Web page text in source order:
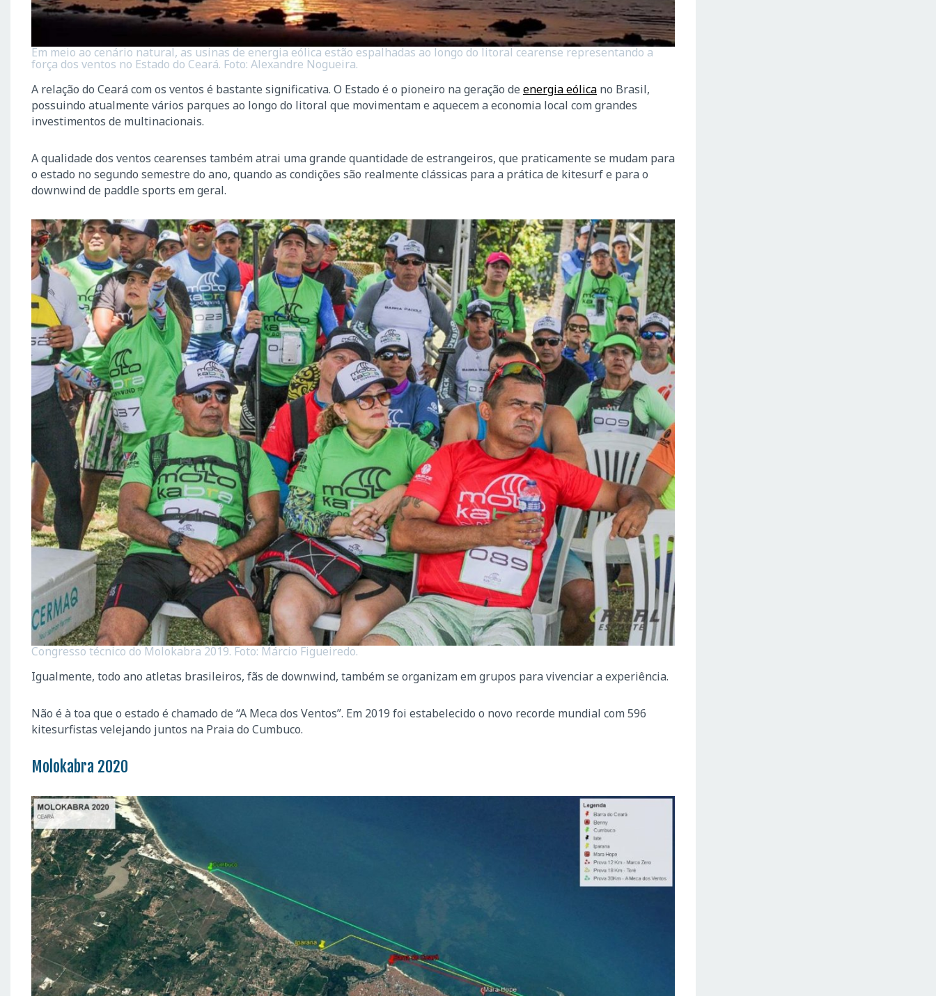
Em meio ao cenário natural, as usinas de energia eólica estão espalhadas ao longo do litoral cearense representando a
força dos ventos no Estado do Ceará. Foto: Alexandre Nogueira.
A relação do Ceará com os ventos é bastante significativa. O Estado é o pioneiro na geração de energia eólica no Brasil,
possuindo atualmente vários parques ao longo do litoral que movimentam e aquecem a economia local com grandes
investimentos de multinacionais.
A qualidade dos ventos cearenses também atrai uma grande quantidade de estrangeiros, que praticamente se mudam para
o estado no segundo semestre do ano, quando as condições são realmente clássicas para a prática de kitesurf e para o
downwind de paddle sports em geral.
Congresso técnico do Molokabra 2019. Foto: Márcio Figueiredo.
Igualmente, todo ano atletas brasileiros, fãs de downwind, também se organizam em grupos para vivenciar a experiência.
Não é à toa que o estado é chamado de “A Meca dos Ventos”. Em 2019 foi estabelecido o novo recorde mundial com 596
kitesurfistas velejando juntos na Praia do Cumbuco.
Molokabra 2020